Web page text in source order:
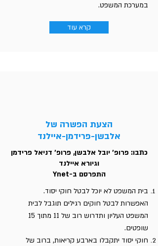
במערכת המשפט.
קרא עוד
הצעת הפשרה של
אלבשן-פרידמן-איילנד
כתבו: פרופ' יובל אלבשן, פרופ' דניאל פרידמן
וגיורא איילנד
התפרסם ב-Ynet
בית המשפט לא יוכל לבטל חוקי יסוד.
האפשרות לבטל חוקים רגילים תוגבל לבית
המשפט העליון ותדרוש רוב של 11 מתוך 15
שופטים.
חוקי יסוד יתקבלו בארבע קריאות, ברוב של